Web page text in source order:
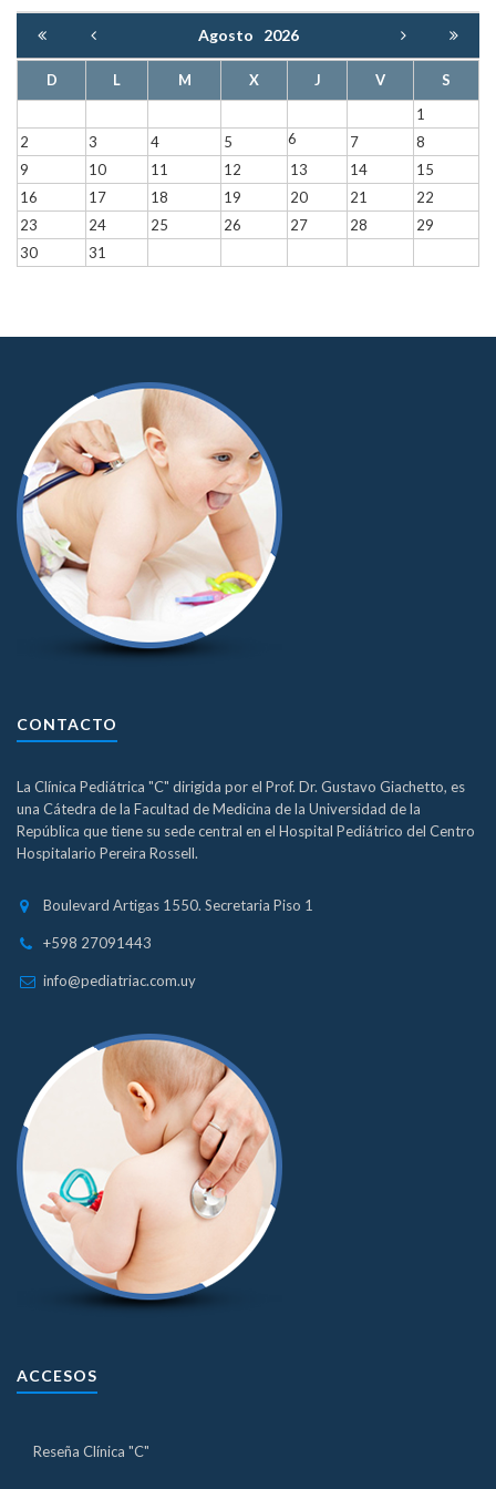
Agosto 2026
D L M X J V
S
1
2
3 4 5 6 7
8
9
10 11 12 13 14
15
16
17 18 19 20 21
22
23
24 25 26 27 28
29
30
31
CONTACTO
La Clínica Pediátrica "C" dirigida por el Prof. Dr. Gustavo Giachetto, es
una Cátedra de la Facultad de Medicina de la Universidad de la
República que tiene su sede central en el Hospital Pediátrico del Centro
Hospitalario Pereira Rossell.
Boulevard Artigas 1550. Secretaria Piso 1
+598 27091443
info@pediatriac.com.uy
ACCESOS
Reseña Clínica "C"